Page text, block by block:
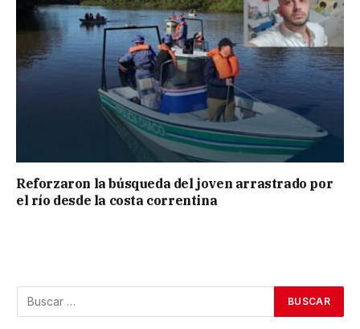
Reforzaron la búsqueda del joven arrastrado por
el río desde la costa correntina